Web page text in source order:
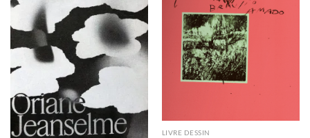
LIVRE DESSIN